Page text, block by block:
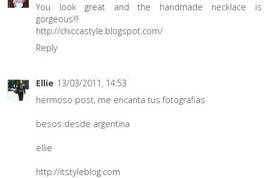
You look great and the handmade necklace is
gorgeous!!!
http://chiccastyle.blogspot.com/
Reply
Ellie 13/03/2011, 14:53
hermoso post, me encanta tus fotografias
besos desde argentina
ellie
http://itstyleblog.com